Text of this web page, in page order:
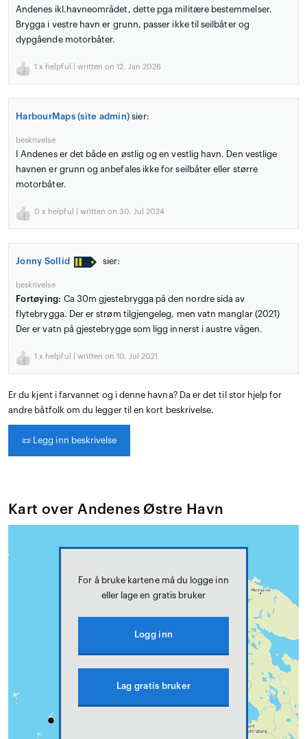
Andenes ikl.havneområdet, dette pga militære bestemmelser.
Brygga i vestre havn er grunn, passer ikke til seilbåter og
dypgående motorbåter.
1 x helpful | written on 12. Jan 2026
HarbourMaps (site admin) sier:
beskrivelse
I Andenes er det både en østlig og en vestlig havn. Den vestlige
havnen er grunn og anbefales ikke for seilbåter eller større
motorbåter.
0 x helpful | written on 30. Jul 2024
Jonny Sollid sier:
beskrivelse
Fortøying: Ca 30m gjestebrygga på den nordre sida av
flytebrygga. Der er strøm tilgjengeleg, men vatn manglar (2021)
Der er vatn på gjestebrygge som ligg innerst i austre vågen.
1 x helpful | written on 10. Jul 2021
Er du kjent i farvannet og i denne havna? Da er det til stor hjelp for
andre båtfolk om du legger til en kort beskrivelse.
📜 Legg inn beskrivelse
Kart over Andenes Østre Havn
For å bruke kartene må du logge inn
eller lage en gratis bruker
Logg inn
Lag gratis bruker